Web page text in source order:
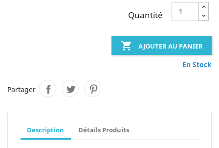
Quantité
 AJOUTER AU PANIER
En Stock
Partager
Description Détails Produits